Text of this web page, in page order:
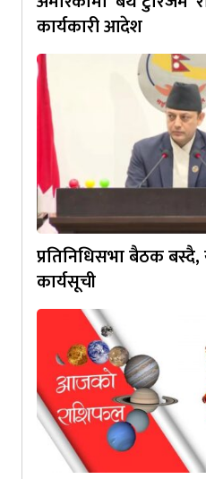
कार्यकारी आदेश
प्रतिनिधिसभा बैठक
कार्यसूची